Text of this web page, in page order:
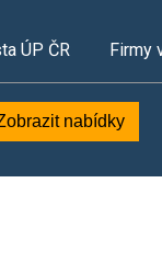
ÚP ČR Firmy
nabídky